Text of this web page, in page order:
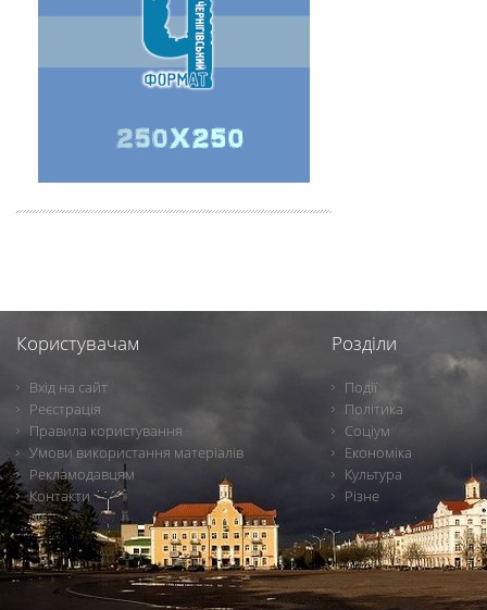
Користувачам
Вхід на сайт
Реєстрація
Правила користування
Умови використання матеріалів
Рекламодавцям
Контакти
Розділи
Події
Політика
Соціум
Економіка
Культура
Різне